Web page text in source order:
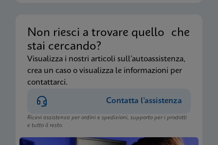
Non riesci a trovare quello che
stai cercando?
Visualizza i nostri articoli sull’autoassistenza,
crea un caso o visualizza le informazioni per
contattarci.
Contatta l’assistenza
Ricevi assistenza per ordini e spedizioni, supporto per i prodotti
e tutto il resto.